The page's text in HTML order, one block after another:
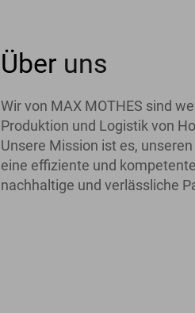
Über uns
Wir von MAX MOTHES sind
Produktion und Logistik von
Unsere Mission ist es,
eine effiziente und
nachhaltige und verlässliche